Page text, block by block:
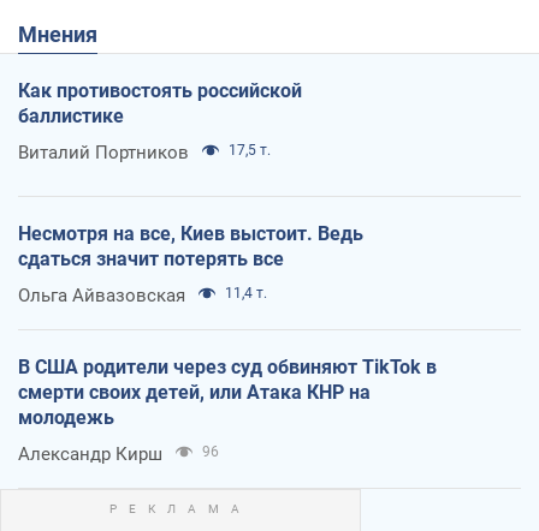
Мнения
Как противостоять российской
баллистике
Виталий Портников 17,5 т.
Несмотря на все, Киев выстоит. Ведь
сдаться значит потерять все
Ольга Айвазовская 11,4 т.
В США родители через суд обвиняют TikTok в
смерти своих детей, или Атака КНР на
молодежь
Александр Кирш 96